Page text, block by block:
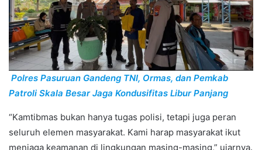
Polres Pasuruan Gandeng TNI, Ormas, dan Pemkab
Patroli Skala Besar Jaga Kondusifitas Libur Panjang
“Kamtibmas bukan hanya tugas polisi, tetapi juga peran
seluruh elemen masyarakat. Kami harap masyarakat ikut
menjaga keamanan di lingkungan masing-masing,” ujarnya.